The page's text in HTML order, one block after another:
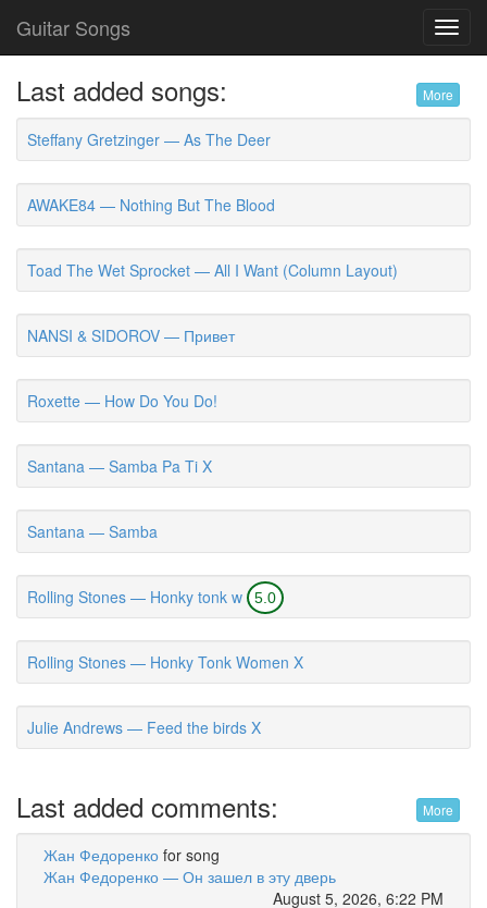
Guitar Songs
Last added songs: More
Steffany Gretzinger — As The Deer
AWAKE84 — Nothing But The Blood
Toad The Wet Sprocket — All I Want (Column Layout)
NANSI & SIDOROV — Привет
Roxette — How Do You Do!
Santana — Samba Pa Ti X
Santana — Samba
Rolling Stones — Honky tonk w 5.0
Rolling Stones — Honky Tonk Women X
Julie Andrews — Feed the birds X
Last added comments: More
Жан Федоренко for song
Жан Федоренко — Он зашел в эту дверь
August 5, 2026, 6:22 PM